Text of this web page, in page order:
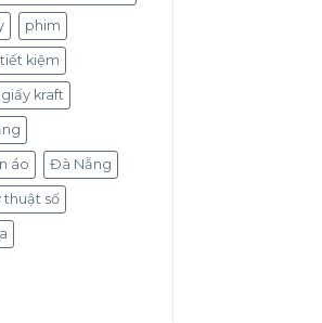
phim
tiết kiệm
kraft
áo Đà Nẵng
thuật số